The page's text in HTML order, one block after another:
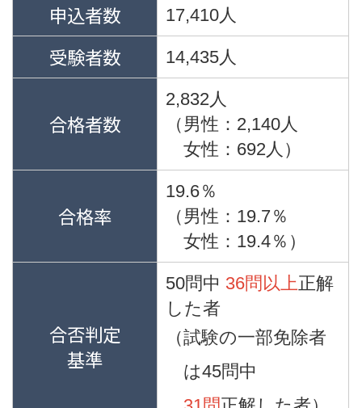
申込者数 17,410人
受験者数 14,435人
合格者数
2,832人
（男性：2,140人
女性：692人）
合格率
19.6％
（男性：19.7％
女性：19.4％）
合否判定
基準
50問中 36問以上正解
した者
（試験の一部免除者
は45問中